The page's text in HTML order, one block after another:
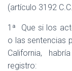
(artículo 3192
1ª
Que si los
o las sentencias
California,
registro: